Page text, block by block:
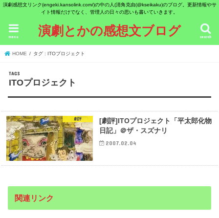
演劇感想文リンク(engeki.kansolink.com/)の中の人(清角克由(@kseikaku)のブログ。更新情報やサ
イト情報だけでなく、管理人の日々の思いも書いていきます。
演劇とかの感想文ブログ search
menu
HOME タグ : ITOプロジェクト
ITOプロジェクト
劇評
[劇評]ITOプロジェクト「平太郎化物
日記」＠ザ・スズナリ
2007.02.04
関連リンク